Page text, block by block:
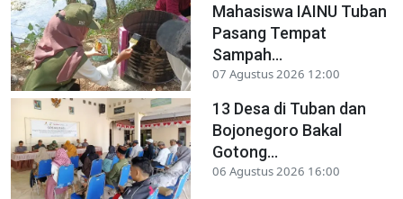
Mahasiswa IAINU Tuban
Pasang Tempat
Sampah...
07 Agustus 2026 12:00
13 Desa di Tuban dan
Bojonegoro Bakal
Gotong...
06 Agustus 2026 16:00